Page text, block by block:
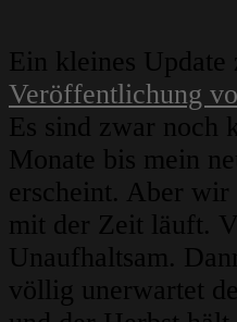
Ein kleines Update
Veröffentlichung
Es sind zwar noch
Monate bis mein
erscheint. Aber wir
mit der Zeit läuft.
Unaufhaltsam.
völlig unerwartet